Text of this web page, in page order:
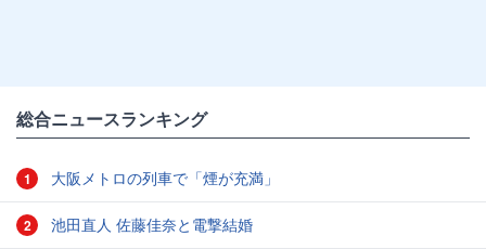
総合ニュースランキング
1 大阪メトロの列車で「煙が充満」
2 池田直人 佐藤佳奈と電撃結婚